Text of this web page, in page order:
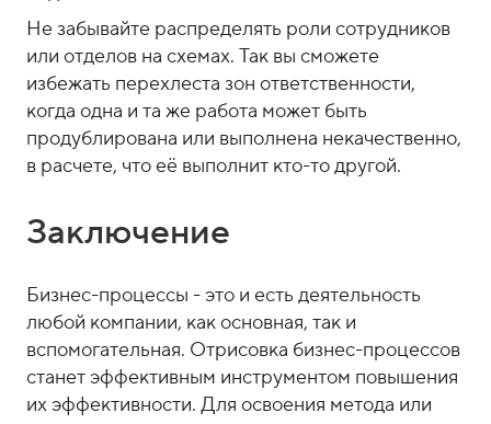
Не забывайте распределять роли сотрудников
или отделов на схемах. Так вы сможете
избежать перехлеста зон ответственности,
когда одна и та же работа может быть
продублирована или выполнена некачественно,
в расчете, что её выполнит кто-то другой.
Заключение
Бизнес-процессы - это и есть деятельность
любой компании, как основная, так и
вспомогательная. Отрисовка бизнес-процессов
станет эффективным инструментом повышения
их эффективности. Для освоения метода или